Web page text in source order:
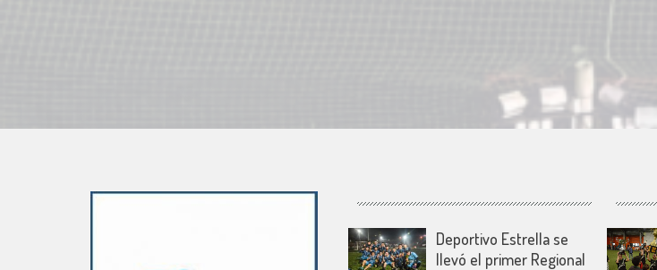
Deportivo Estrella se
llevó el primer Regional